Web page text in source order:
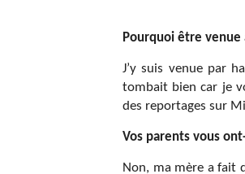
Pourquoi être venue
J’y suis venue par
tombait bien car je
des reportages sur
Vos parents vous
Non, ma mère a fait